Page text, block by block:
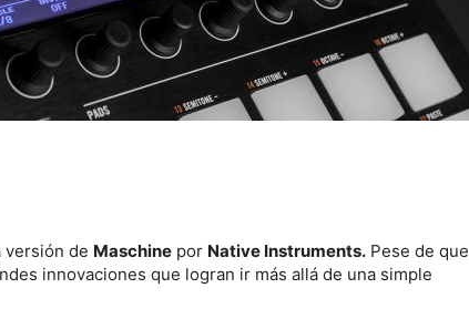
versión de Maschine por Native Instruments. Pese de que
innovaciones que logran ir más allá de una simple